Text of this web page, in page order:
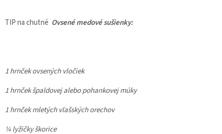
TIP na chutné Ovsené medové sušienky:
1 hrnček ovsených vločiek
1 hrnček špaldovej alebo pohankovej múky
1 hrnček mletých vlašských orechov
¼ lyžičky škorice